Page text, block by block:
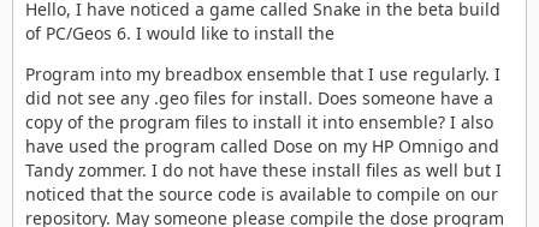
Hello, I have noticed a game called Snake in the beta build
of PC/Geos 6. I would like to install the
Program into my breadbox ensemble that I use regularly. I
did not see any .geo files for install. Does someone have a
copy of the program files to install it into ensemble? I also
have used the program called Dose on my HP Omnigo and
Tandy zommer. I do not have these install files as well but I
noticed that the source code is available to compile on our
repository. May someone please compile the dose program